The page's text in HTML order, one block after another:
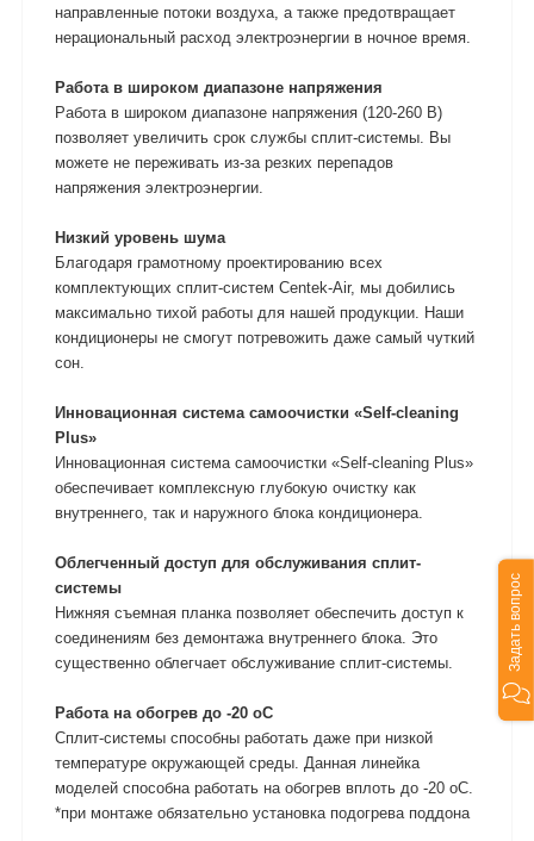
направленные потоки воздуха, а также предотвращает
нерациональный расход электроэнергии в ночное время.
Работа в широком диапазоне напряжения
Работа в широком диапазоне напряжения (120-260 В)
позволяет увеличить срок службы сплит-системы. Вы
можете не переживать из-за резких перепадов
напряжения электроэнергии.
Низкий уровень шума
Благодаря грамотному проектированию всех
комплектующих сплит-систем Centek-Air, мы добились
максимально тихой работы для нашей продукции. Наши
кондиционеры не смогут потревожить даже самый чуткий
сон.
Инновационная система самоочистки «Self-cleaning
Plus»
Инновационная система самоочистки «Self-cleaning Plus»
обеспечивает комплексную глубокую очистку как
внутреннего, так и наружного блока кондиционера.
Облегченный доступ для обслуживания сплит-
системы
Нижняя съемная планка позволяет обеспечить доступ к
соединениям без демонтажа внутреннего блока. Это
существенно облегчает обслуживание сплит-системы.
Работа на обогрев до -20 oC
Сплит-системы способны работать даже при низкой
температуре окружающей среды. Данная линейка
моделей способна работать на обогрев вплоть до -20 oC.
*при монтаже обязательно установка подогрева поддона
Задать вопрос